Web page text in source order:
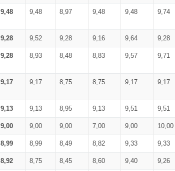
9,48 9,48 8,97 9,48 9,48 9,74
9,28 9,52 9,28 9,16 9,64 9,28
9,28 8,93 8,48 8,83 9,57 9,71
9,17 9,17 8,75 8,75 9,17 9,17
9,13 9,13 8,95 9,13 9,51 9,51
9,00 9,00 9,00 7,00 9,00 10,00
8,99 8,99 8,49 8,82 9,33 9,33
8,92 8,75 8,45 8,60 9,40 9,26